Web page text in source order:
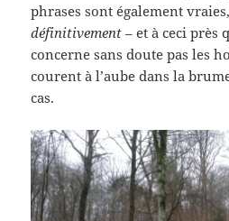
phrases sont également
définitivement – et à ceci près
concerne sans doute pas les
courent à l’aube dans la
cas.